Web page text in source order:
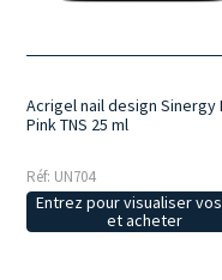
Acrigel nail design Sinergy
Pink TNS 25 ml
Réf: UN704
Entrez pour visualiser
et acheter